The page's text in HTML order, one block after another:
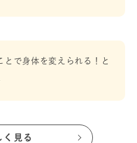
とで身体を変えられる！と
く見る